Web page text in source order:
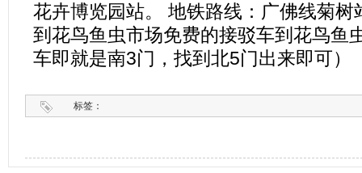
花卉博览园站。 地铁路线：广佛线菊树
到花鸟鱼虫市场免费的接驳车到花鸟鱼
车即就是南3门，找到北5门出来即可）
标签：